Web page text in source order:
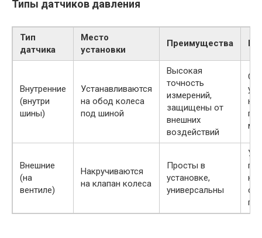
Типы датчиков давления
Тип
датчика
Место
установки
Преимущества
Внутренние
(внутри
шины)
Устанавливаются
на обод колеса
под шиной
Высокая
точность
измерений,
защищены от
внешних
воздействий
Внешние
(на
вентиле)
Накручиваются
на клапан колеса
Просты в
установке,
универсальны